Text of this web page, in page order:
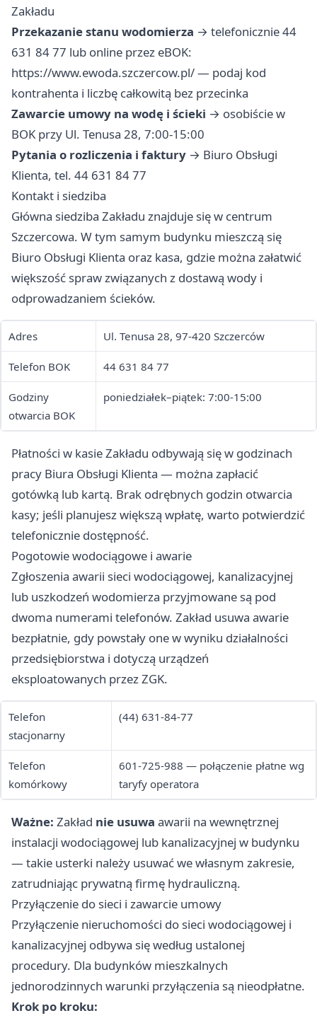
Zakładu
Przekazanie stanu wodomierza → telefonicznie 44
631 84 77 lub online przez eBOK:
https://www.ewoda.szczercow.pl/ — podaj kod
kontrahenta i liczbę całkowitą bez przecinka
Zawarcie umowy na wodę i ścieki → osobiście w
BOK przy Ul. Tenusa 28, 7:00-15:00
Pytania o rozliczenia i faktury → Biuro Obsługi
Klienta, tel. 44 631 84 77
Kontakt i siedziba
Główna siedziba Zakładu znajduje się w centrum
Szczercowa. W tym samym budynku mieszczą się
Biuro Obsługi Klienta oraz kasa, gdzie można załatwić
większość spraw związanych z dostawą wody i
odprowadzaniem ścieków.
Adres Ul. Tenusa 28, 97-420 Szczerców
Telefon BOK 44 631 84 77
Godziny
otwarcia BOK
poniedziałek–piątek: 7:00-15:00
Płatności w kasie Zakładu odbywają się w godzinach
pracy Biura Obsługi Klienta — można zapłacić
gotówką lub kartą. Brak odrębnych godzin otwarcia
kasy; jeśli planujesz większą wpłatę, warto potwierdzić
telefonicznie dostępność.
Pogotowie wodociągowe i awarie
Zgłoszenia awarii sieci wodociągowej, kanalizacyjnej
lub uszkodzeń wodomierza przyjmowane są pod
dwoma numerami telefonów. Zakład usuwa awarie
bezpłatnie, gdy powstały one w wyniku działalności
przedsiębiorstwa i dotyczą urządzeń
eksploatowanych przez ZGK.
Telefon
stacjonarny
(44) 631-84-77
Telefon
komórkowy
601-725-988 — połączenie płatne wg
taryfy operatora
Ważne: Zakład nie usuwa awarii na wewnętrznej
instalacji wodociągowej lub kanalizacyjnej w budynku
— takie usterki należy usuwać we własnym zakresie,
zatrudniając prywatną firmę hydrauliczną.
Przyłączenie do sieci i zawarcie umowy
Przyłączenie nieruchomości do sieci wodociągowej i
kanalizacyjnej odbywa się według ustalonej
procedury. Dla budynków mieszkalnych
jednorodzinnych warunki przyłączenia są nieodpłatne.
Krok po kroku: